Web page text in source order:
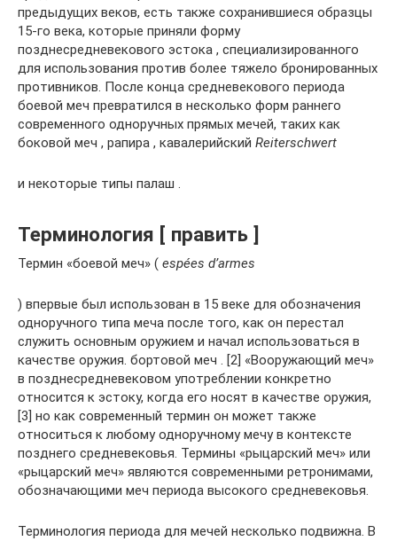
предыдущих веков, есть также сохранившиеся образцы
15-го века, которые приняли форму
позднесредневекового эстока , специализированного
для использования против более тяжело бронированных
противников. После конца средневекового периода
боевой меч превратился в несколько форм раннего
современного одноручных прямых мечей, таких как
боковой меч , рапира , кавалерийский Reiterschwert
и некоторые типы палаш .
Терминология [ править ]
Термин «боевой меч» ( espées d’armes
) впервые был использован в 15 веке для обозначения
одноручного типа меча после того, как он перестал
служить основным оружием и начал использоваться в
качестве оружия. бортовой меч . [2] «Вооружающий меч»
в позднесредневековом употреблении конкретно
относится к эстоку, когда его носят в качестве оружия,
[3] но как современный термин он может также
относиться к любому одноручному мечу в контексте
позднего средневековья. Термины «рыцарский меч» или
«рыцарский меч» являются современными ретронимами,
обозначающими меч периода высокого средневековья.
Терминология периода для мечей несколько подвижна. В